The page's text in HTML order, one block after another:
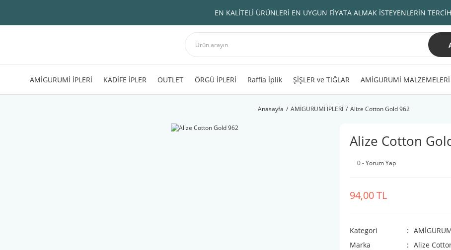
EN KALİTELİ ÜRÜNLERİ EN UYGUN FİYATA ALMAK İSTEYENLERİN
AMİGURUMİ İPLERİ KADİFE İPLER OUTLET ÖRGÜ İPLERİ Raffia İplik ŞİŞLER ve TIĞLAR AMİGURUMİ MALZEMELERİ
Anasayfa AMİGURUMİ İPLERİ Alize Cotton Gold 962
Alize Cotton
0 - Yorum Yap
94,00 TL
Kategori
Marka
Alize